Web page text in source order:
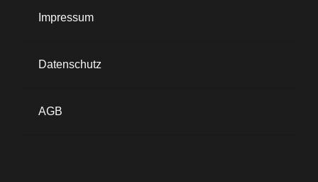
Impressum
Datenschutz
AGB